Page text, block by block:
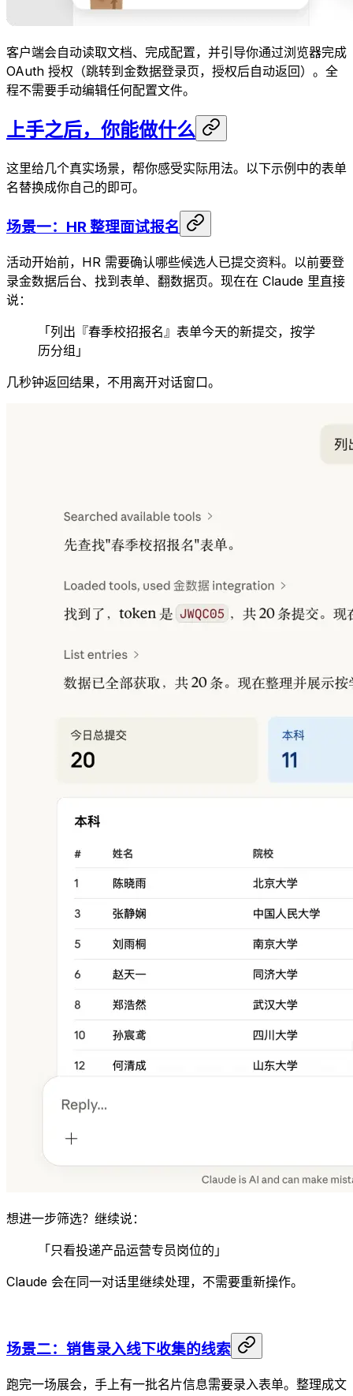
客户端会自动读取文档、完成配置，并引导你通过浏览器完成
OAuth 授权（跳转到金数据登录页，授权后自动返回）。全
程不需要手动编辑任何配置文件。
上手之后，你能做什么
这里给几个真实场景，帮你感受实际用法。以下示例中的表单
名替换成你自己的即可。
场景一：HR 整理面试报名
活动开始前，HR 需要确认哪些候选人已提交资料。以前要登
录金数据后台、找到表单、翻数据页。现在在 Claude 里直接
说：
「列出『春季校招报名』表单今天的新提交，按学
历分组」
几秒钟返回结果，不用离开对话窗口。
想进一步筛选？继续说：
「只看投递产品运营专员岗位的」
Claude 会在同一对话里继续处理，不需要重新操作。